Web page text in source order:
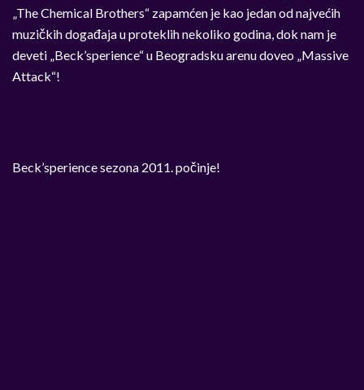
„The Chemical Brothers“ zapamćen je kao jedan od najvećih
muzičkih događaja u proteklih nekoliko godina, dok nam je
deveti „Beck’sperience“ u Beogradsku arenu doveo „Massive
Attack“!
Beck’sperience sezona 2011. počinje!